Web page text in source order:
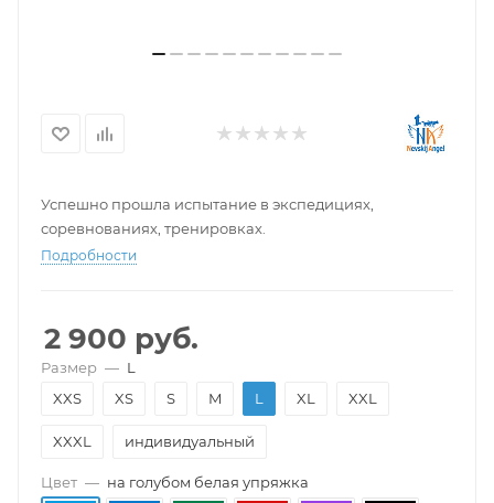
Успешно прошла испытание в экспедициях,
соревнованиях, тренировках.
Подробности
2 900 руб.
Размер — L
XXS
XS S M L XL XXL
XXXL индивидуальный
Цвет — на голубом белая упряжка